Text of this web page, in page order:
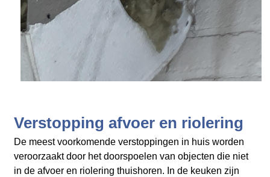
Verstopping afvoer en riolering
De meest voorkomende verstoppingen in huis worden
veroorzaakt door het doorspoelen van objecten die niet
in de afvoer en riolering thuishoren. In de keuken zijn